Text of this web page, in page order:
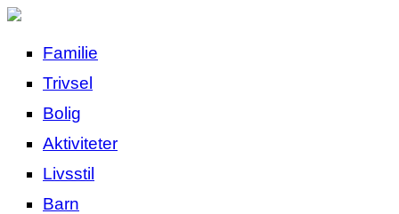
Familie
Trivsel
Bolig
Aktiviteter
Livsstil
Barn